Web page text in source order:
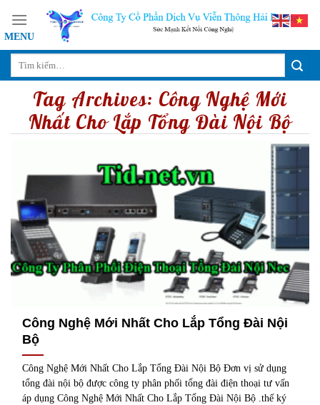
content
Tag Archives: Công Nghệ Mới
Nhất Cho Lắp Tổng Đài Nội Bộ
Công Nghệ Mới Nhất Cho Lắp Tổng Đài Nội
Bộ
Công Nghệ Mới Nhất Cho Lắp Tổng Đài Nội Bộ Đơn vị sử dụng
tổng đài nội bộ được công ty phân phối tổng đài điện thoại tư vấn
áp dụng Công Nghệ Mới Nhất Cho Lắp Tổng Đài Nội Bộ .thế ký